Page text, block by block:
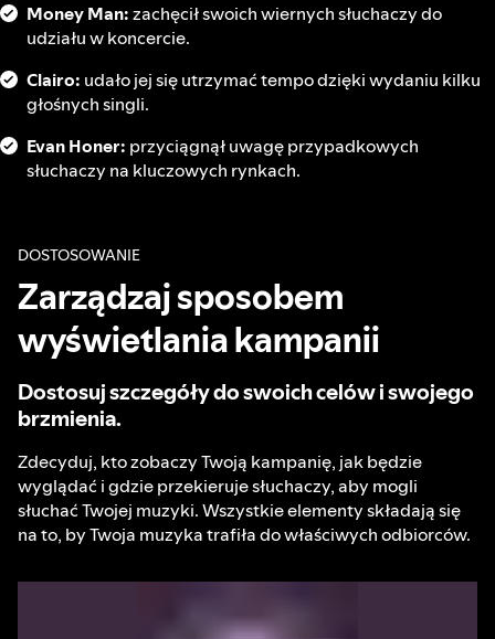
Money Man:zachęcił swoich wiernych słuchaczy do
udziału w koncercie.
Clairo: udało jej się utrzymać tempo dzięki wydaniu kilku
głośnych singli.
Evan Honer: przyciągnął uwagę przypadkowych
słuchaczy na kluczowych rynkach.
DOSTOSOWANIE
Zarządzaj sposobem
wyświetlania kampanii
Dostosuj szczegóły do swoich celów i swojego
brzmienia.
Zdecyduj, kto zobaczy Twoją kampanię, jak będzie
wyglądać i gdzie przekieruje słuchaczy, aby mogli
słuchać Twojej muzyki. Wszystkie elementy składają się
na to, by Twoja muzyka trafiła do właściwych odbiorców.